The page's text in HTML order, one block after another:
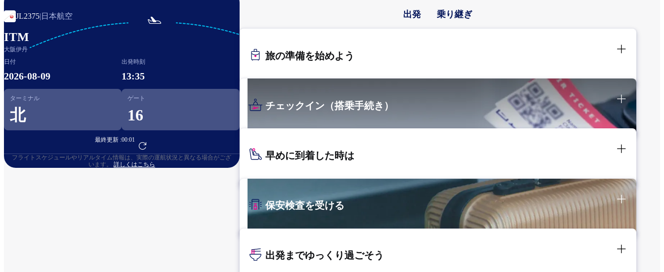
JL2375| 日本航空
ITM
大阪伊丹

長崎
日付
2026-08-09
出発時刻
13:35
ターミナル
北
ゲート
16
最終更新 :00:01
フライト予約へ
フライトスケジュールやリアルタイム情報は、実際の運航状況と異なる場合がござ
います。 詳しくはこちら
出発 乗り継ぎ
旅の準備を始めよう
チェックイン（搭乗手続き）
早めに到着した時は
保安検査を受ける
出発までゆっくり過ごそう